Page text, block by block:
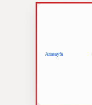
Anasayfa